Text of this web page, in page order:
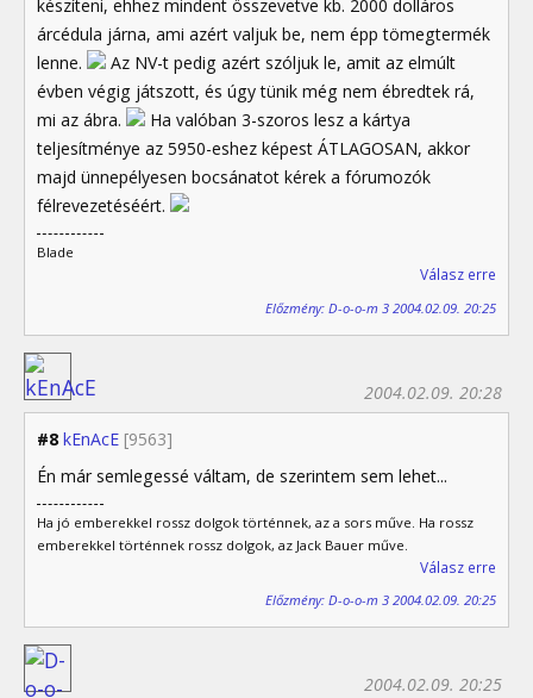
készíteni, ehhez mindent összevetve kb. 2000 dolláros
árcédula járna, ami azért valjuk be, nem épp tömegtermék
lenne.
Az NV-t pedig azért szóljuk le, amit az elmúlt
évben végig játszott, és úgy tünik még nem ébredtek rá,
mi az ábra.
Ha valóban 3-szoros lesz a kártya
teljesítménye az 5950-eshez képest ÁTLAGOSAN, akkor
majd ünnepélyesen bocsánatot kérek a fórumozók
félrevezetéséért.
Blade
Válasz erre
Előzmény: D-o-o-m 3 2004.02.09. 20:25
#8 kEnAcE [9563]
2004.02.09. 20:28
Én már semlegessé váltam, de szerintem sem lehet...
Ha jó emberekkel rossz dolgok történnek, az a sors műve. Ha rossz
emberekkel történnek rossz dolgok, az Jack Bauer műve.
Válasz erre
Előzmény: D-o-o-m 3 2004.02.09. 20:25
2004.02.09. 20:25